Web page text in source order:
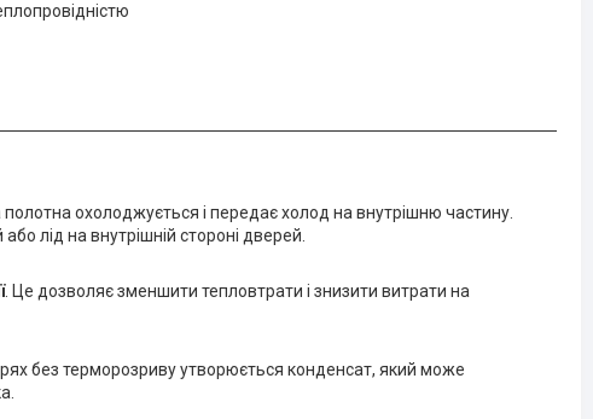
охолоджується і передає холод на внутрішню частину.
лід на внутрішній стороні дверей.
. Це дозволяє зменшити тепловтрати і знизити витрати на
без терморозриву утворюється конденсат, який може